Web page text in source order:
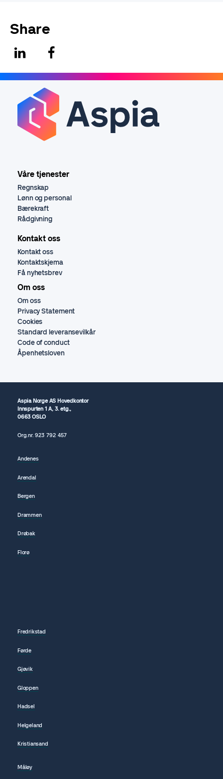
Share
Våre tjenester
Regnskap
Lønn og personal
Bærekraft
Rådgivning
Kontakt oss
Kontakt oss
Kontaktskjema
Få nyhetsbrev
Om oss
Om oss
Privacy Statement
Cookies
Standard leveransevilkår
Code of conduct
Åpenhetsloven
Aspia Norge AS Hovedkontor
Innspurten 1 A, 3. etg.,
0663 OSLO
Org.nr.923 792457
Andenes
Arendal
Bergen
Drammen
Drøbak
Florø
Fredrikstad
Førde
Gjøvik
Gloppen
Hadsel
Helgeland
Kristiansand
Måløy